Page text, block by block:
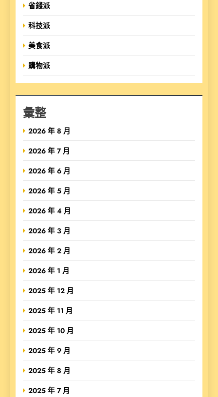
省錢派
科技派
美食派
購物派
彙整
2026 年 8 月
2026 年 7 月
2026 年 6 月
2026 年 5 月
2026 年 4 月
2026 年 3 月
2026 年 2 月
2026 年 1 月
2025 年 12 月
2025 年 11 月
2025 年 10 月
2025 年 9 月
2025 年 8 月
2025 年 7 月